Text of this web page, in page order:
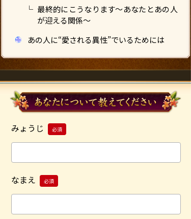
最終的にこうなります〜あなたとあの人
が迎える関係〜
あの人に“愛される異性”でいるためには
みょうじ 必須
なまえ 必須